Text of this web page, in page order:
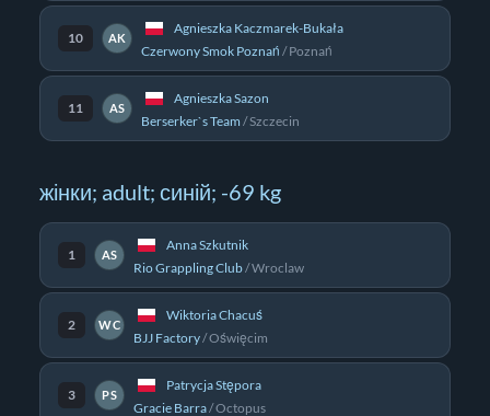
10 AK
Agnieszka Kaczmarek-Bukała
Czerwony Smok Poznań /Poznań
11 AS
Agnieszka Sazon
Berserker`s Team /Szczecin
жінки; adult; синій; -69 kg
1 AS
Anna Szkutnik
Rio Grappling Club/Wroclaw
2 WC
Wiktoria Chacuś
BJJ Factory/Oświęcim
3 PS
Patrycja Stępora
Gracie Barra/Octopus